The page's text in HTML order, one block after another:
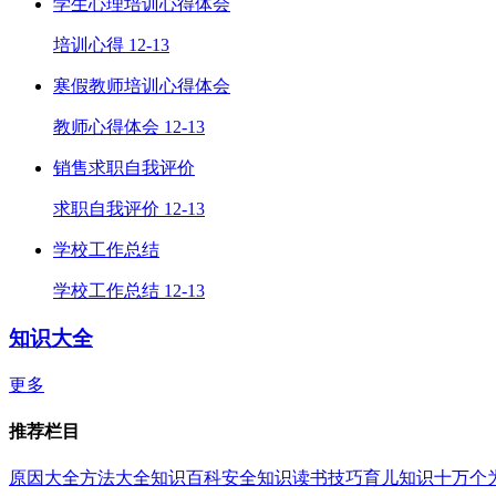
学生心理培训心得体会
培训心得 12-13
寒假教师培训心得体会
教师心得体会 12-13
销售求职自我评价
求职自我评价 12-13
学校工作总结
学校工作总结 12-13
知识大全
更多
推荐栏目
原因大全方法大全知识百科安全知识读书技巧育儿知识十万个